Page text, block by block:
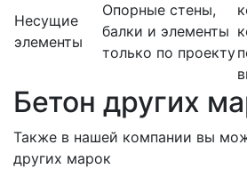
Несущие
элементы
Опорные стены,
балки и элементы
только по проекту
Бетон других
Также в нашей компании вы
других марок